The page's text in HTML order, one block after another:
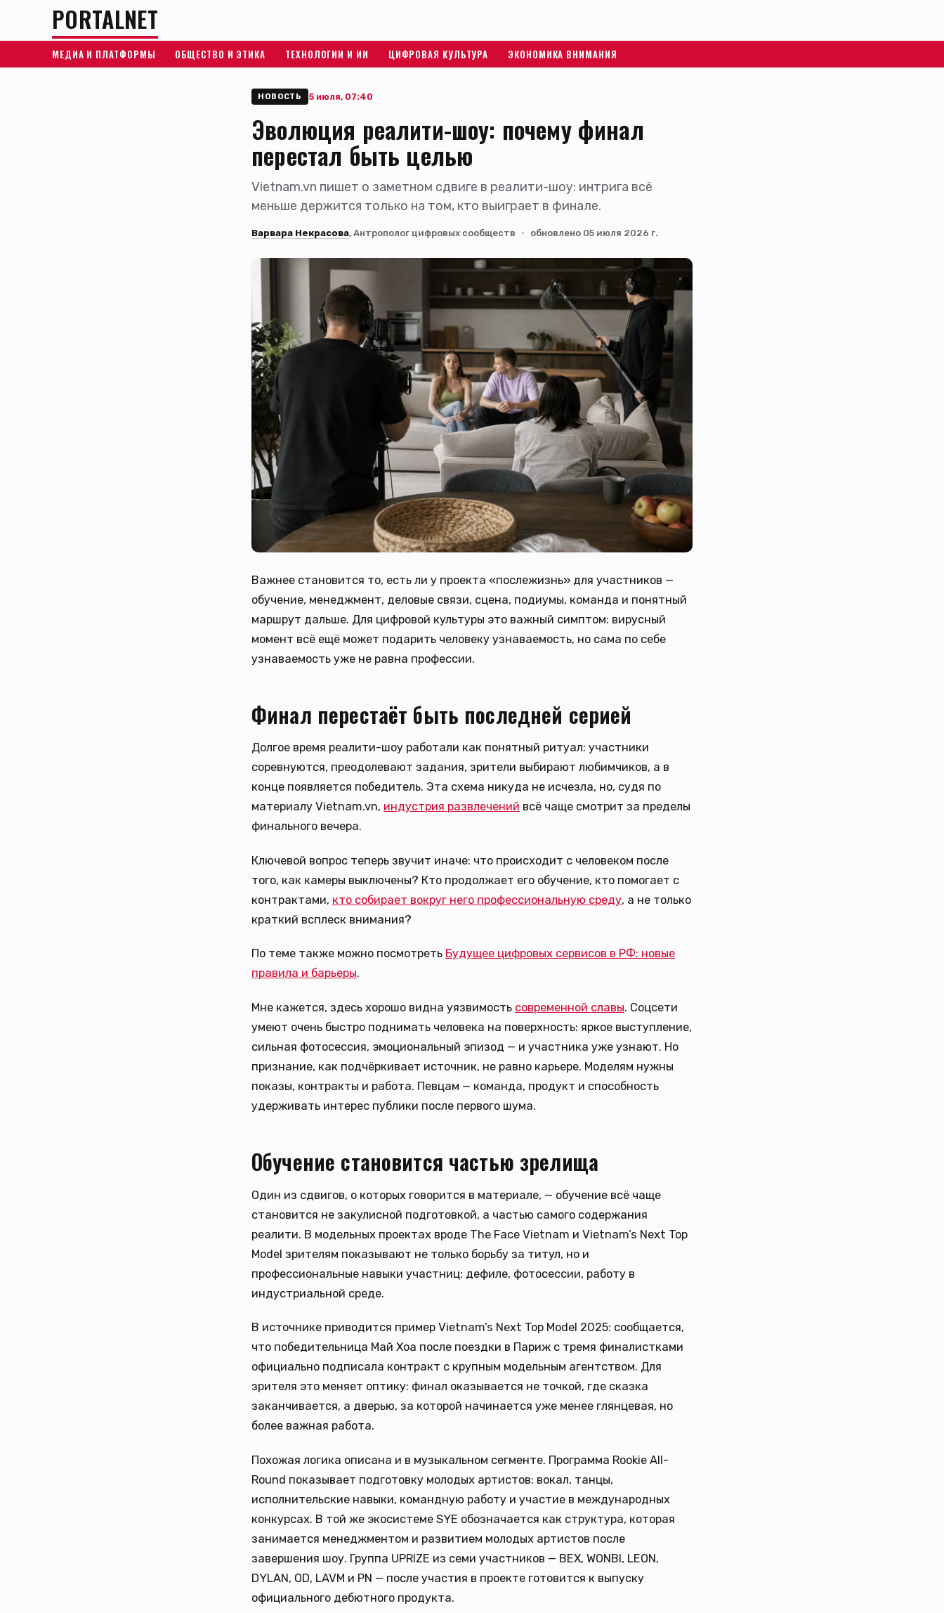
PORTALNET
МЕДИА И ПЛАТФОРМЫ ОБЩЕСТВО И ЭТИКА ТЕХНОЛОГИИ И ИИ ЦИФРОВАЯ КУЛЬТУРА ЭКОНОМИКА ВНИМАНИЯ
НОВОСТЬ 5 июля, 07:40
Эволюция реалити-шоу: почему финал
перестал быть целью
Vietnam.vn пишет о заметном сдвиге в реалити-шоу: интрига всё
меньше держится только на том, кто выиграет в финале.
Варвара Некрасова, Антрополог цифровых сообществ · обновлено 05 июля 2026 г.
Важнее становится то, есть ли у проекта «послежизнь» для участников —
обучение, менеджмент, деловые связи, сцена, подиумы, команда и понятный
маршрут дальше. Для цифровой культуры это важный симптом: вирусный
момент всё ещё может подарить человеку узнаваемость, но сама по себе
узнаваемость уже не равна профессии.
Финал перестаёт быть последней серией
Долгое время реалити-шоу работали как понятный ритуал: участники
соревнуются, преодолевают задания, зрители выбирают любимчиков, а в
конце появляется победитель. Эта схема никуда не исчезла, но, судя по
материалу Vietnam.vn, индустрия развлечений всё чаще смотрит за пределы
финального вечера.
Ключевой вопрос теперь звучит иначе: что происходит с человеком после
того, как камеры выключены? Кто продолжает его обучение, кто помогает с
контрактами, кто собирает вокруг него профессиональную среду, а не только
краткий всплеск внимания?
По теме также можно посмотреть Будущее цифровых сервисов в РФ: новые
правила и барьеры.
Мне кажется, здесь хорошо видна уязвимость современной славы. Соцсети
умеют очень быстро поднимать человека на поверхность: яркое выступление,
сильная фотосессия, эмоциональный эпизод — и участника уже узнают. Но
признание, как подчёркивает источник, не равно карьере. Моделям нужны
показы, контракты и работа. Певцам — команда, продукт и способность
удерживать интерес публики после первого шума.
Обучение становится частью зрелища
Один из сдвигов, о которых говорится в материале, — обучение всё чаще
становится не закулисной подготовкой, а частью самого содержания
реалити. В модельных проектах вроде The Face Vietnam и Vietnam’s Next Top
Model зрителям показывают не только борьбу за титул, но и
профессиональные навыки участниц: дефиле, фотосессии, работу в
индустриальной среде.
В источнике приводится пример Vietnam’s Next Top Model 2025: сообщается,
что победительница Май Хоа после поездки в Париж с тремя финалистками
официально подписала контракт с крупным модельным агентством. Для
зрителя это меняет оптику: финал оказывается не точкой, где сказка
заканчивается, а дверью, за которой начинается уже менее глянцевая, но
более важная работа.
Похожая логика описана и в музыкальном сегменте. Программа Rookie All-
Round показывает подготовку молодых артистов: вокал, танцы,
исполнительские навыки, командную работу и участие в международных
конкурсах. В той же экосистеме SYE обозначается как структура, которая
занимается менеджментом и развитием молодых артистов после
завершения шоу. Группа UPRIZE из семи участников — BEX, WONBI, LEON,
DYLAN, OD, LAVM и PN — после участия в проекте готовится к выпуску
официального дебютного продукта.